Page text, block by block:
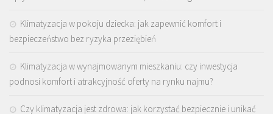
Klimatyzacja w pokoju dziecka: jak zapewnić komfort i
bezpieczeństwo bez ryzyka przeziębień
Klimatyzacja w wynajmowanym mieszkaniu: czy inwestycja
podnosi komfort i atrakcyjność oferty na rynku najmu?
Czy klimatyzacja jest zdrowa: jak korzystać bezpiecznie i unikać